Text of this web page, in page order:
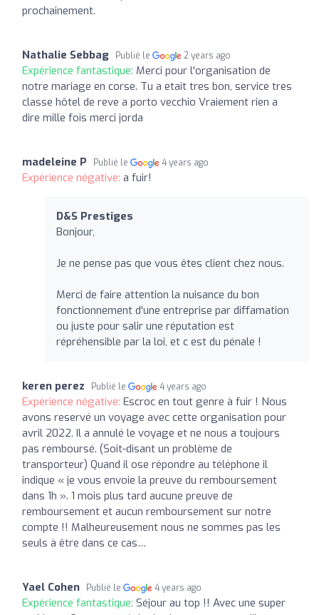
prochainement.
Nathalie Sebbag Publié le 2 years ago
Expérience fantastique: Merci pour l'organisation de
notre mariage en corse. Tu a etait tres bon, service tres
classe hôtel de reve a porto vecchio Vraiement rien a
dire mille fois merci jorda
madeleine P Publié le 4 years ago
Expérience négative: a fuir!
D&S Prestiges
Bonjour,
Je ne pense pas que vous êtes client chez nous.
Merci de faire attention la nuisance du bon
fonctionnement d'une entreprise par diffamation
ou juste pour salir une réputation est
répréhensible par la loi, et c est du pénale !
keren perez Publié le 4 years ago
Expérience négative: Escroc en tout genre à fuir ! Nous
avons reservé un voyage avec cette organisation pour
avril 2022. Il a annulé le voyage et ne nous a toujours
pas remboursé. (Soit-disant un problème de
transporteur) Quand il ose répondre au téléphone il
indique « je vous envoie la preuve du remboursement
dans 1h ». 1 mois plus tard aucune preuve de
remboursement et aucun remboursement sur notre
compte !! Malheureusement nous ne sommes pas les
seuls à être dans ce cas…
Yael Cohen Publié le 4 years ago
Expérience fantastique: Séjour au top !! Avec une super